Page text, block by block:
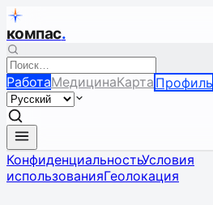
компас.
РаботаМедицинаКарта Профиль
КонфиденциальностьУсловия
использованияГеолокация